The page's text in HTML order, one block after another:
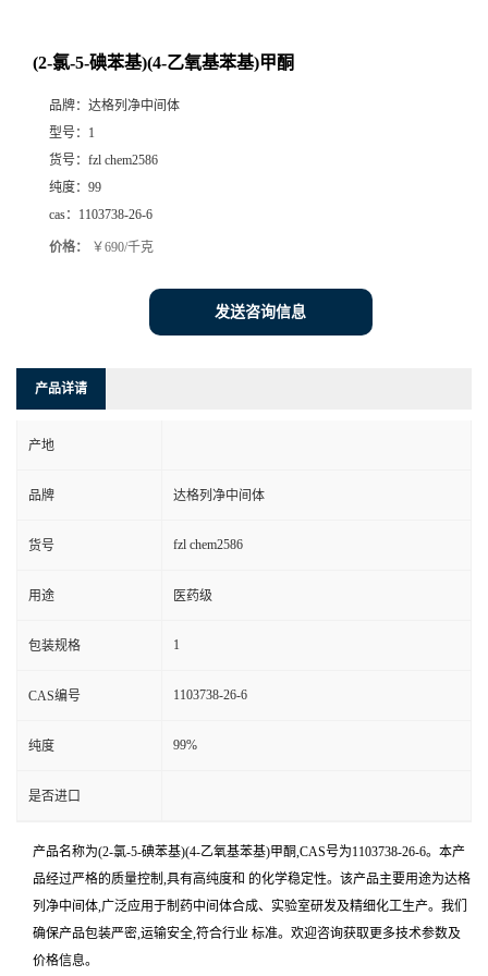
(2-氯-5-碘苯基)(4-乙氧基苯基)甲酮
品牌： 达格列净中间体
型号： 1
货号： fzl chem2586
纯度： 99
cas： 1103738-26-6
价格： ￥690/千克
发送咨询信息
产品详请
产地
品牌 达格列净中间体
货号 fzl chem2586
用途 医药级
包装规格 1
CAS编号 1103738-26-6
纯度 99%
是否进口
产品名称为(2-氯-5-碘苯基)(4-乙氧基苯基)甲酮,CAS号为1103738-26-6。本产
品经过严格的质量控制,具有高纯度和 的化学稳定性。该产品主要用途为达格
列净中间体,广泛应用于制药中间体合成、实验室研发及精细化工生产。我们
确保产品包装严密,运输安全,符合行业 标准。欢迎咨询获取更多技术参数及
价格信息。